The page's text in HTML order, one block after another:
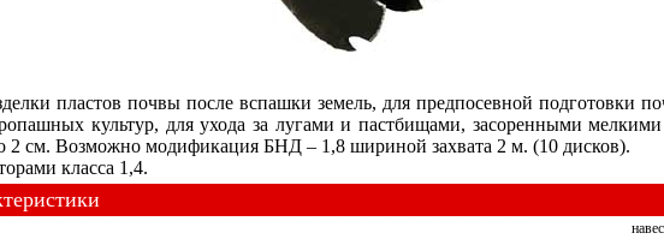
пластов почвы после вспашки земель, для предпосевной подготовки
культур, для ухода за лугами и пастбищами, засоренными
2 см. Возможно модификация БНД – 1,8 шириной захвата 2 м. (10 дисков).
класса 1,4.